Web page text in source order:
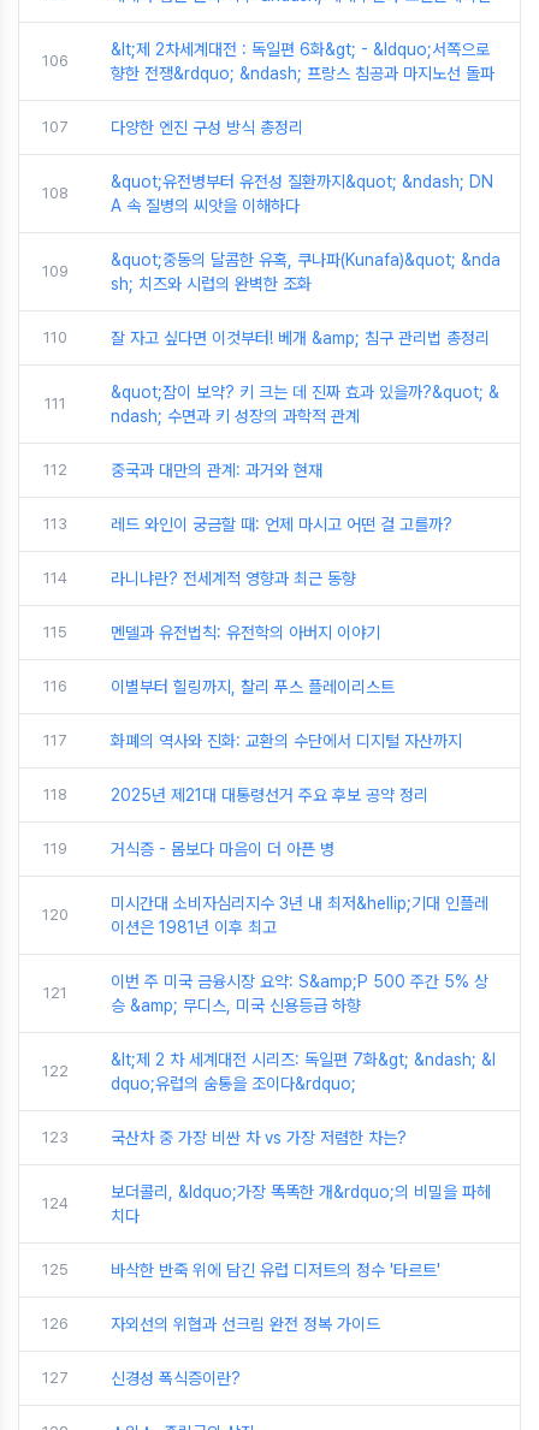
106
&lt;제 2차세계대전 : 독일편 6화&gt; - &ldquo;서쪽으로
향한 전쟁&rdquo; &ndash; 프랑스 침공과 마지노선 돌파
107 다양한 엔진 구성 방식 총정리
108
&quot;유전병부터 유전성 질환까지&quot; &ndash; DN
A 속 질병의 씨앗을 이해하다
109
&quot;중동의 달콤한 유혹, 쿠나파(Kunafa)&quot; &nda
sh; 치즈와 시럽의 완벽한 조화
110 잘 자고 싶다면 이것부터! 베개 &amp; 침구 관리법 총정리
111
&quot;잠이 보약? 키 크는 데 진짜 효과 있을까?&quot; &
ndash; 수면과 키 성장의 과학적 관계
112 중국과 대만의 관계: 과거와 현재
113 레드 와인이 궁금할 때: 언제 마시고 어떤 걸 고를까?
114 라니냐란? 전세계적 영향과 최근 동향
115 멘델과 유전법칙: 유전학의 아버지 이야기
116 이별부터 힐링까지, 찰리 푸스 플레이리스트
117 화폐의 역사와 진화: 교환의 수단에서 디지털 자산까지
118 2025년 제21대 대통령선거 주요 후보 공약 정리
119 거식증 - 몸보다 마음이 더 아픈 병
120
미시간대 소비자심리지수 3년 내 최저&hellip;기대 인플레
이션은 1981년 이후 최고
121
이번 주 미국 금융시장 요약: S&amp;P 500 주간 5% 상
승 &amp; 무디스, 미국 신용등급 하향
122
&lt;제 2 차 세계대전 시리즈: 독일편 7화&gt; &ndash; &l
dquo;유럽의 숨통을 조이다&rdquo;
123 국산차 중 가장 비싼 차 vs 가장 저렴한 차는?
124
보더콜리, &ldquo;가장 똑똑한 개&rdquo;의 비밀을 파헤
치다
125 바삭한 반죽 위에 담긴 유럽 디저트의 정수 '타르트'
126 자외선의 위협과 선크림 완전 정복 가이드
127 신경성 폭식증이란?